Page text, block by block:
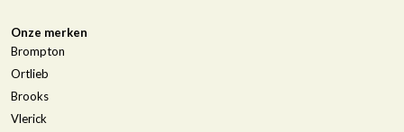
Onze merken
Brompton
Ortlieb
Brooks
Vlerick